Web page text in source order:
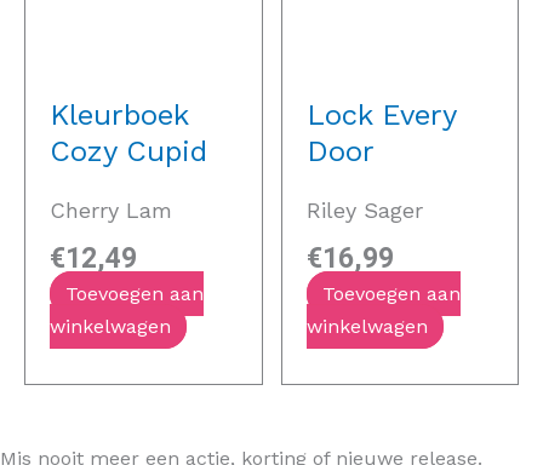
Kleurboek
Cozy Cupid
Cherry Lam
€12,49
Toevoegen aan
winkelwagen
Lock Every
Door
Riley Sager
€16,99
Toevoegen aan
winkelwagen
Mis nooit meer een actie, korting of nieuwe release.